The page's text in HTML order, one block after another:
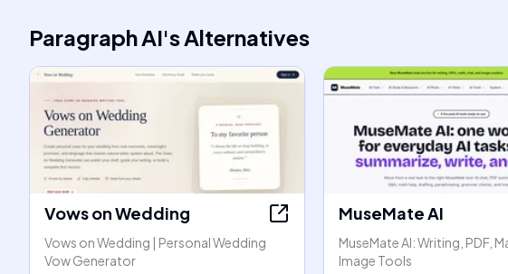
Paragraph AI'sAlternatives
Vows on Wedding
Vows on Wedding | Personal Wedding
Vow Generator
MuseMate AI
MuseMate AI: Writing, PDF,
Image Tools